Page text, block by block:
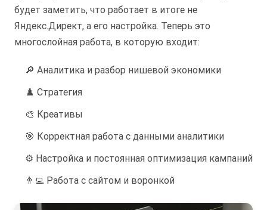
будет заметить, что работает в итоге не
Яндекс.Директ, а его настройка. Теперь это
многослойная работа, в которую входит:
🔎 Аналитика и разбор нишевой экономики
♟️ Стратегия
🎨 Креативы
🎯 Корректная работа с данными аналитики
⚙️ Настройка и постоянная оптимизация кампаний
👨‍💻 Работа с сайтом и воронкой